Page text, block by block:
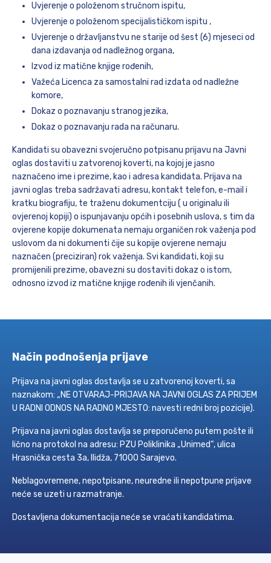
Uvjerenje o položenom stručnom ispitu,
Uvjerenje o položenom specijalističkom ispitu ,
Uvjerenje o državljanstvu ne starije od šest (6) mjeseci od
dana izdavanja od nadležnog organa,
Izvod iz matične knjige rođenih,
Važeća Licenca za samostalni rad izdata od nadležne
komore,
Dokaz o poznavanju stranog jezika,
Dokaz o poznavanju rada na računaru.
Kandidati su obavezni svojeručno potpisanu prijavu na Javni
oglas dostaviti u zatvorenoj koverti, na kojoj je jasno
naznačeno ime i prezime, kao i adresa kandidata. Prijava na
javni oglas treba sadržavati adresu, kontakt telefon, e-mail i
kratku biografiju, te traženu dokumentciju ( u originalu ili
ovjerenoj kopiji) o ispunjavanju općih i posebnih uslova, s tim da
ovjerene kopije dokumenata nemaju organičen rok važenja pod
uslovom da ni dokumenti čije su kopije ovjerene nemaju
naznačen (preciziran) rok važenja. Svi kandidati, koji su
promijenili prezime, obavezni su dostaviti dokaz o istom,
odnosno izvod iz matične knjige rođenih ili vjenčanih.
Način podnošenja prijave
Prijava na javni oglas dostavlja se u zatvorenoj koverti, sa
naznakom: „NE OTVARAJ-PRIJAVA NA JAVNI OGLAS ZA PRIJEM
U RADNI ODNOS NA RADNO MJESTO: navesti redni broj pozicije).
Prijava na javni oglas dostavlja se preporučeno putem pošte ili
lično na protokol na adresu: PZU Poliklinika „Unimed“, ulica
Hrasnička cesta 3a, Ilidža, 71000 Sarajevo.
Neblagovremene, nepotpisane, neuredne ili nepotpune prijave
neće se uzeti u razmatranje.
Dostavljena dokumentacija neće se vraćati kandidatima.